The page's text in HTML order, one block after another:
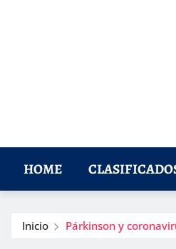
HOME
Inicio Párkinson y